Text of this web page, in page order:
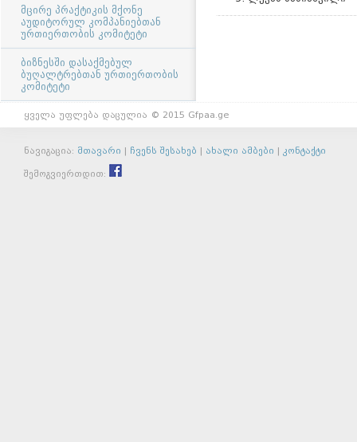
მცირე პრაქტიკის მქონე
აუდიტორულ კომპანიებთან
ურთიერთობის კომიტეტი
ბიზნესში დასაქმებულ
ბუღალტრებთან ურთიერთობის
კომიტეტი
ყველა უფლება დაცულია © 2015 Gfpaa.ge
ნავიგაცია: მთავარი | ჩვენს შესახებ | ახალი ამბები | კონტაქტი
შემოგვიერთდით: